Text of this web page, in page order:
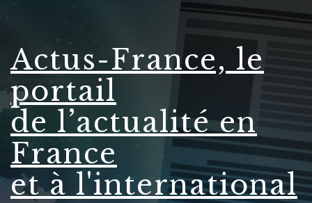
Actus-France, le
portail
de l’actualité en
France
et à l'international